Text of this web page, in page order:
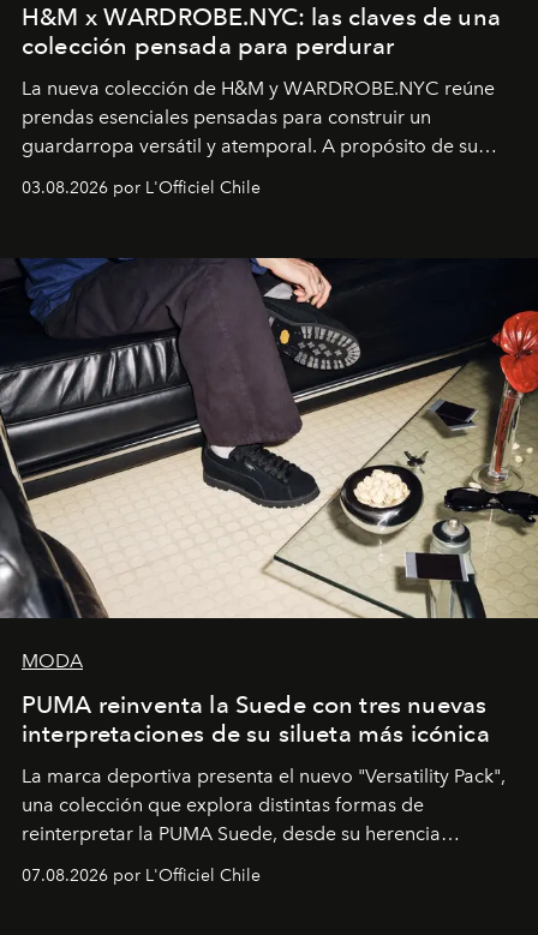
H&M x WARDROBE.NYC: las claves de una
colección pensada para perdurar
La nueva colección de H&M y WARDROBE.NYC reúne
prendas esenciales pensadas para construir un
guardarropa versátil y atemporal. A propósito de su
la asesora creativa y jefa de diseño global de la marca
y la filosofía detrás de la propuesta.
03.08.2026 por L'Officiel Chile
MODA
PUMA reinventa la Suede con tres nuevas
interpretaciones de su silueta más icónica
La marca deportiva presenta el nuevo "Versatility Pack",
una colección que explora distintas formas de
reinterpretar la PUMA Suede, desde su herencia
diseño y el universo outdoor.
07.08.2026 por L'Officiel Chile